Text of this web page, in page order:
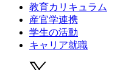
教育カリキュラム
産官学連携
学生の活動
キャリア就職